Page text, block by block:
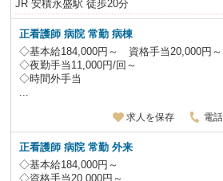
JR 安積永盛駅 徒歩20分
正看護師 病院 常勤 病棟
◇基本給184,000円～ 資格手当20,000円～
◇夜勤手当11,000円/回～
◇時間外手当
求人を保存 電
正看護師 病院 常勤 外来
◇基本給184,000円～
◇資格手当20,000円～